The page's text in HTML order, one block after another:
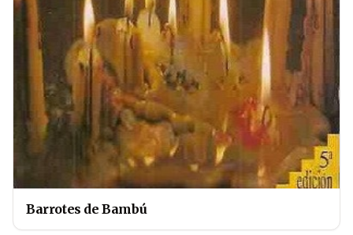
Barrotes de Bambú